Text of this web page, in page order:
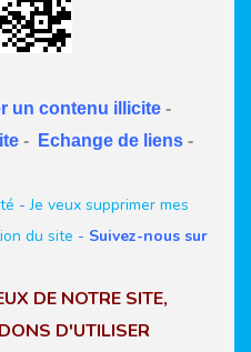
un contenu illicite -
- Echange de liens -
-Je veux supprimer mes
du site - Suivez-nous sur
DE NOTRE SITE,
D'UTILISER